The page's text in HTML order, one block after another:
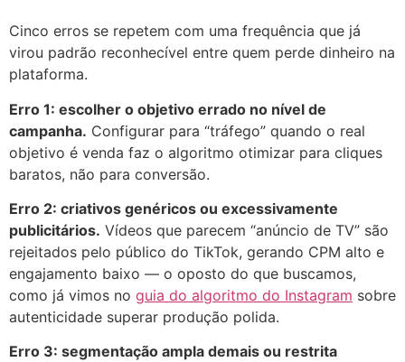
Cinco erros se repetem com uma frequência que já
virou padrão reconhecível entre quem perde dinheiro na
plataforma.
Erro 1: escolher o objetivo errado no nível de
campanha. Configurar para “tráfego” quando o real
objetivo é venda faz o algoritmo otimizar para cliques
baratos, não para conversão.
Erro 2: criativos genéricos ou excessivamente
publicitários. Vídeos que parecem “anúncio de TV” são
rejeitados pelo público do TikTok, gerando CPM alto e
engajamento baixo — o oposto do que buscamos,
como já vimos no guia do algoritmo do Instagram sobre
autenticidade superar produção polida.
Erro 3: segmentação ampla demais ou restrita